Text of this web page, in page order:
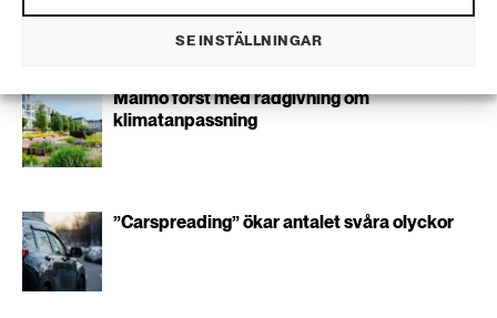
SE INSTÄLLNINGAR
Malmö först med rådgivning om
klimatanpassning
”Carspreading” ökar antalet svåra olyckor